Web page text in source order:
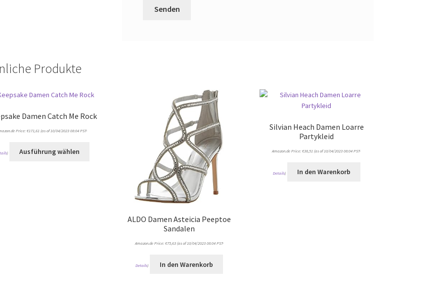
Produkte
Damen Catch Me Rock
Price:€171,61 (as of 10/04/2023 08:04 PST-
) Ausführung wählen
ALDO Damen Asteicia Peeptoe
Sandalen
Amazon.de Price: €75,63(as of 10/04/2023 08:04 PST-
Details) In den Warenkorb
Silvian Heach Damen Loarre
Partykleid
Amazon.de Price:€38,51 (as of 10/04/2023 08:04 PST-
Details) In den Warenkorb